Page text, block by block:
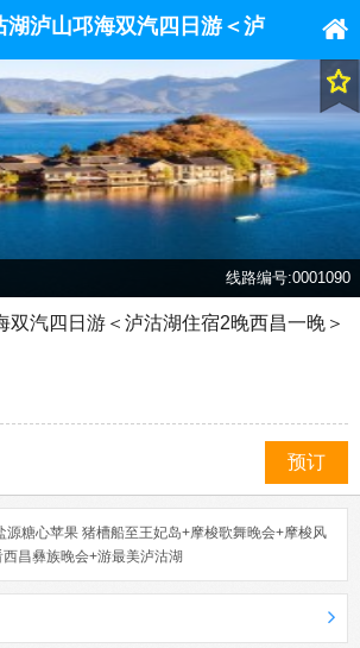
湖泸山邛海双汽四日游＜泸
住宿2晚西昌一晚＞
线路编号:0001090
双汽四日游＜泸沽湖住宿2晚西昌一晚＞
预订
源糖心苹果 猪槽船至王妃岛+摩梭歌舞晚会+摩梭风
昌彝族晚会+游最美泸沽湖